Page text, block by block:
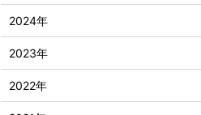
2024年
2023年
2022年